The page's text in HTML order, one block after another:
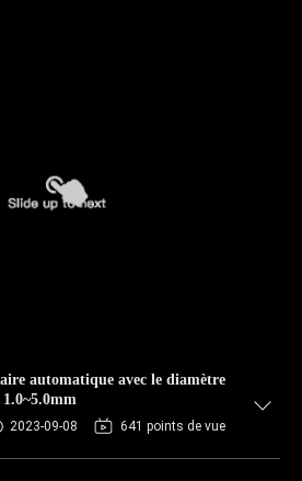
automatique avec le diamètre
2023-09-08 641 points de vue